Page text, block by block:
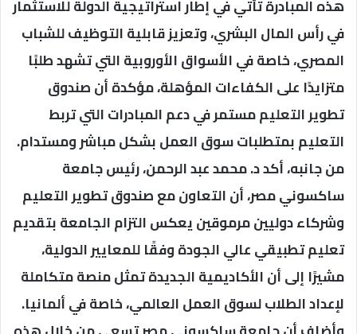
هذه المبادرة تأتي في إطار استراتيجية الدولة للاستثمار
في رأس المال البشري، وتعزيز قابلية التوظيف للشباب
المصري، خاصة في الأسواق الأوروبية التي تشهد طلبًا
متزايدًا على الكفاءات المؤهلة، مؤكدة أن صندوق
تطوير التعليم مستمر في دعم المبادرات التي تربط
التعليم بمتطلبات سوق العمل بشكل مباشر ومستدام.
من جانبه، أكد د. محمد عبد الرحمن، رئيس جامعة
ساكسوني مصر، أن التعاون مع صندوق تطوير التعليم
وشركاء دوليين مرموقين يعكس التزام الجامعة بتقديم
تعليم تطبيقي عالي الجودة وفقًا للمعايير الدولية،
مشيرًا إلى أن الأكاديمية الجديدة تمثل منصة متكاملة
لإعداد الطلاب لسوق العمل العالمي، خاصة في ألمانيا.